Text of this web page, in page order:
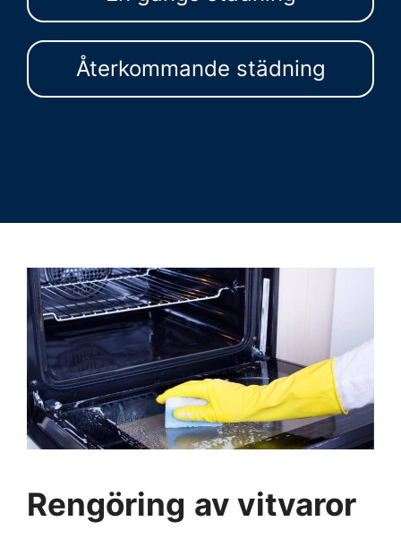
Återkommande städning
Rengöring av vitvaror